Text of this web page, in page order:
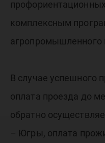
комплексным
агропромышленного
В случае успешного
оплата проезда до
обратно
– Югры, оплата